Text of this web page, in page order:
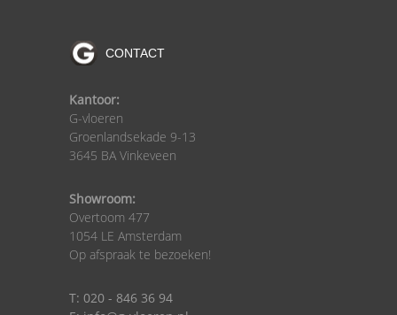
CONTACT
Kantoor:
G-vloeren
Groenlandsekade 9-13
3645 BA Vinkeveen
Showroom:
Overtoom 477
1054 LE Amsterdam
Op afspraak te bezoeken!
T: 020 - 846 36 94